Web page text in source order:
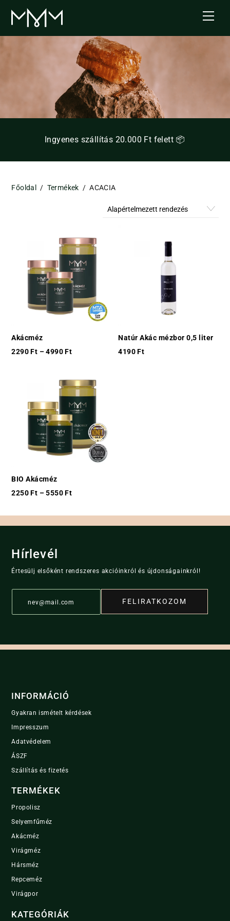
Ingyenes szállítás 20.000 Ft felett 📦
Főoldal / Termékek / ACACIA
Akácméz
2290Ft –4990Ft
Natúr Akác mézbor 0,5 liter
4190Ft
BIO Akácméz
2250Ft –5550Ft
Hírlevél
Értesülj elsőként rendszeres akcióinkról és újdonságainkról!
a
*
FELIRATKOZOM
INFORMÁCIÓ
Gyakran ismételt kérdések
Impresszum
Adatvédelem
ÁSZF
Szállítás és fizetés
TERMÉKEK
Propolisz
Selyemfűméz
Akácméz
Virágméz
Hársméz
Repceméz
Virágpor
KATEGÓRIÁK